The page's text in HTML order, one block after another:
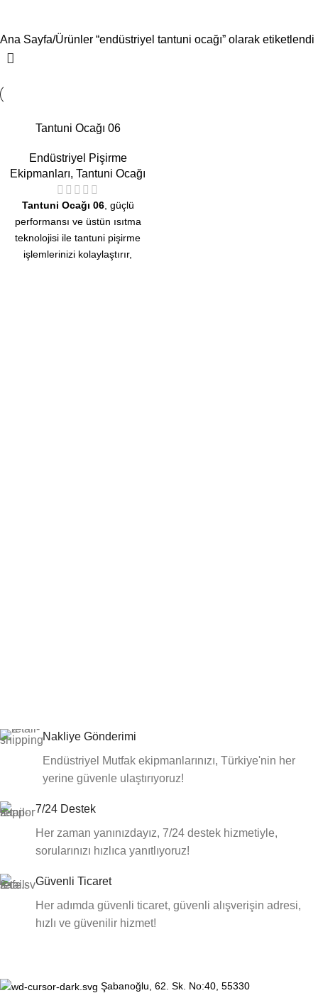
Ana Sayfa Ürünler “endüstriyel tantuni ocağı” olarak etiketlendi
Tantuni Ocağı 06
Endüstriyel Pişirme
Ekipmanları, Tantuni Ocağı
Tantuni Ocağı 06, güçlü
performansı ve üstün ısıtma
teknolojisi ile tantuni pişirme
işlemlerinizi kolaylaştırır,
Nakliye Gönderimi
Endüstriyel Mutfak ekipmanlarınızı, Türkiye'nin her
yerine güvenle ulaştırıyoruz!
7/24 Destek
Her zaman yanınızdayız, 7/24 destek hizmetiyle,
sorularınızı hızlıca yanıtlıyoruz!
Güvenli Ticaret
Her adımda güvenli ticaret, güvenli alışverişin adresi,
hızlı ve güvenilir hizmet!
Şabanoğlu, 62. Sk. No:40, 55330